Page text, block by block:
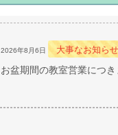
2026年8月6日 大事なお知らせ
お盆期間の教室営業につき